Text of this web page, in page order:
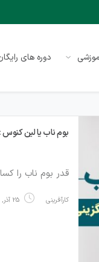
دوره های
بوم ناب یا لین کنوس
قدر بوم ناب را
کارآفرینی 25 آذر, 1398